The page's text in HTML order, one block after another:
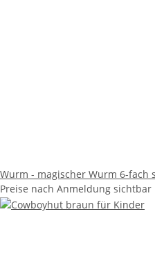
Wurm - magischer Wurm 6-fach
Preise nach Anmeldung sichtbar